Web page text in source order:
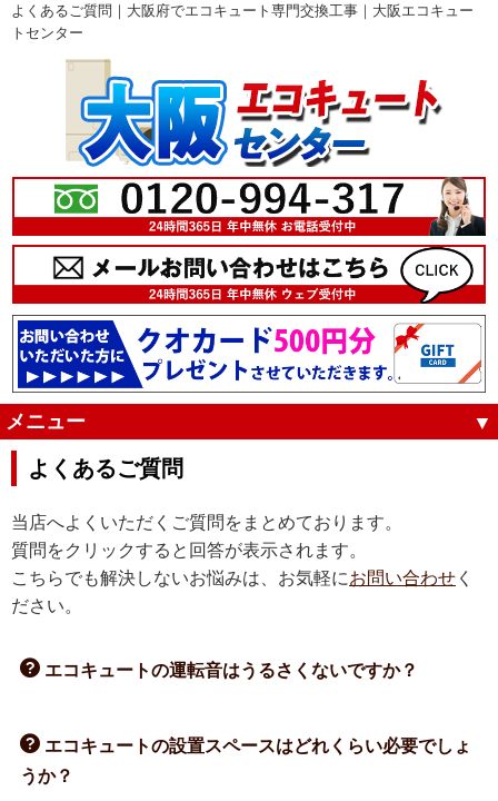
よくあるご質問｜大阪府でエコキュート専門交換工事｜大阪エコキュー
トセンター
メニュー
よくあるご質問
当店へよくいただくご質問をまとめております。
質問をクリックすると回答が表示されます。
こちらでも解決しないお悩みは、お気軽にお問い合わせ く
ださい。
エコキュートの運転音はうるさくないですか？
エコキュートの設置スペースはどれくらい必要でしょ
うか？